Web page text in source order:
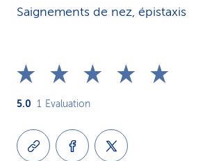
Saignements de nez, épistaxis
5.0 1 Evaluation